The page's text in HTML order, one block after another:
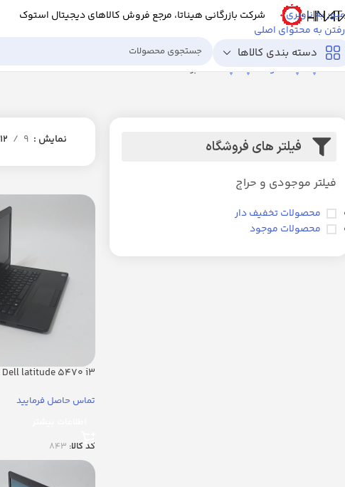
عبور به ناوبری
رفتن به محتوای اصلی
شرکت بازرگانی هیناتا، مرجع فروش کالاهای دیجیتال استوک
دسته بندی کالاها
لپ تاپ استوک لپ تاپ DELL برگه 2
فیلتر های فروشگاه
فیلتر موجودی و حراج
محصولات تخفیف دار
محصولات موجود
نمایش 9
12
Dell latitude 5470 i3
تماس حاصل فرمایید
کد کالا: 843